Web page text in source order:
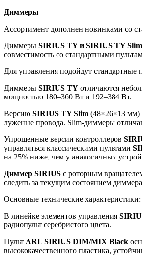
Диммеры
Ассортимент дополнен новинками со
Диммеры SIRIUS TY и SIRIUS TY Slim
совместимость со стандартными
Для управления подойдут стандартные
Диммеры SIRIUS TY отличаются
мощностью 180–360 Вт и 192–384 Вт.
Версию SIRIUS TY Slim (48×26×13 мм)
луженые провода. Slim-диммеры
Упрощенные версии контроллеров
управляться классическими пультами
на 25% ниже, чем у аналогичных
Диммер SIRIUS с роторным
следить за текущим состоянием
Основные технические
В линейке элементов управления
радиопульт серебристого цвета.
Пульт ARL SIRIUS DIM/MIX Black
высококачественного пластика,